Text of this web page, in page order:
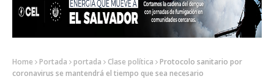
Home Portada portada Clase política
Protocolo sanitario por
coronavirus se mantendrá el tiempo que sea necesario